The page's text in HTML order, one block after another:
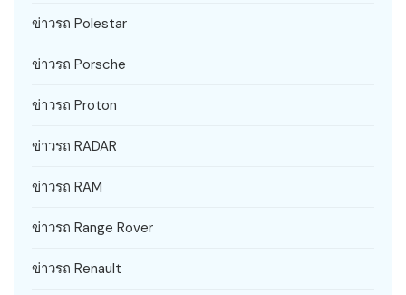
ข่าวรถ Polestar
ข่าวรถ Porsche
ข่าวรถ Proton
ข่าวรถ RADAR
ข่าวรถ RAM
ข่าวรถ Range Rover
ข่าวรถ Renault